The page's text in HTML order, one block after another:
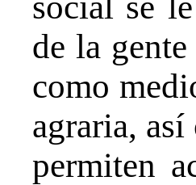
de la
como
agraria, así
permiten